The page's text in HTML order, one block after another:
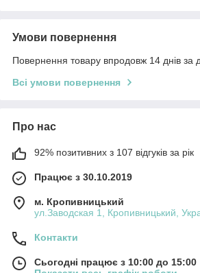
Умови повернення
Повернення товару впродовж 14 днів за
Всі умови повернення
Про нас
92% позитивних з 107 відгуків за рік
Працює з 30.10.2019
м. Кропивницький
ул.Заводская 1, Кропивницький,
Контакти
Сьогодні працює з 10:00 до 15:00